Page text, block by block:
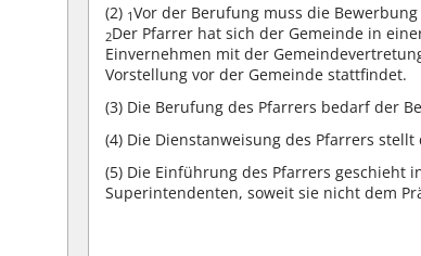
(2) 1Vor der Berufung muss die
2Der Pfarrer hat sich der Gemeinde in
Einvernehmen mit der
Vorstellung vor der Gemeinde stattfindet.
(3) Die Berufung des Pfarrers bedarf der
(4) Die Dienstanweisung des Pfarrers
(5) Die Einführung des Pfarrers geschieht
Superintendenten, soweit sie nicht dem